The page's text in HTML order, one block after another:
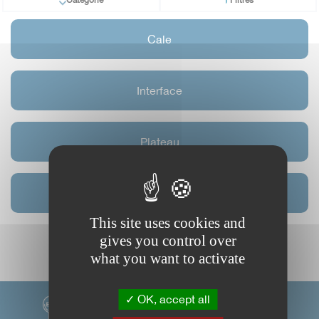
Cale
Interface
Plateau
Protecteur de plateau
This site uses cookies and
gives you control over
what you want to activate
OK, accept all